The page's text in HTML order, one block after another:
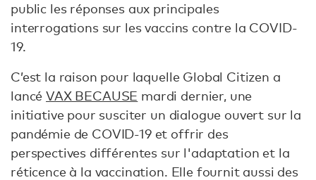
public les réponses aux principales
interrogations sur les vaccins contre la COVID-
19.
C’est la raison pour laquelle Global Citizen a
lancéVAX BECAUSE mardi dernier, une
initiative pour susciter un dialogue ouvert sur la
pandémie de COVID-19 et offrir des
perspectives différentes sur l'adaptation et la
réticence à la vaccination. Elle fournit aussi des